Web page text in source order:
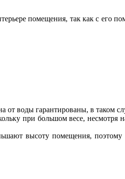
помещения, так как с его
от воды гарантированы, в таком
при большом весе, несмотря
высоту помещения,